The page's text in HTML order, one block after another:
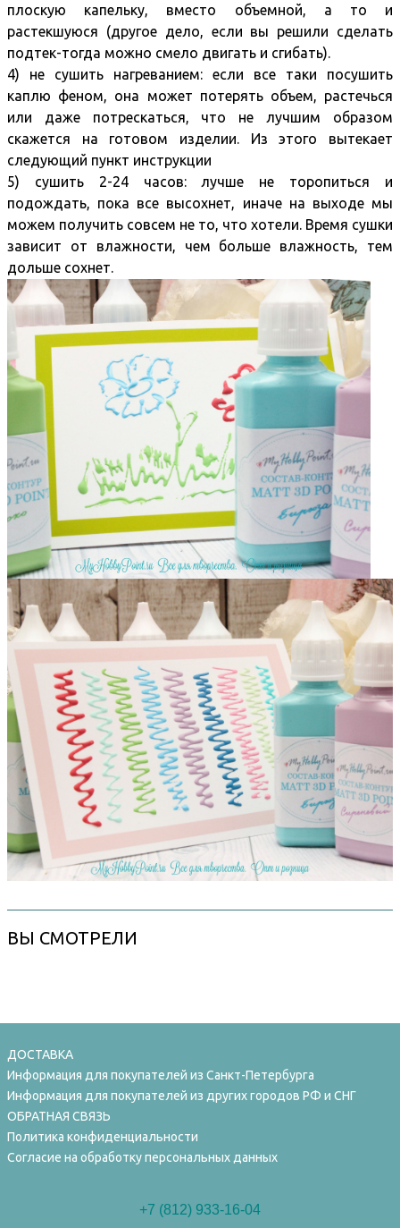
плоскую капельку, вместо объемной, а то и
растекшуюся (другое дело, если вы решили сделать
подтек-тогда можно смело двигать и сгибать).
4) не сушить нагреванием: если все таки посушить
каплю феном, она может потерять объем, растечься
или даже потрескаться, что не лучшим образом
скажется на готовом изделии. Из этого вытекает
следующий пункт инструкции
5) сушить 2-24 часов: лучше не торопиться и
подождать, пока все высохнет, иначе на выходе мы
можем получить совсем не то, что хотели. Время сушки
зависит от влажности, чем больше влажность, тем
дольше сохнет.
ВЫ СМОТРЕЛИ
ДОСТАВКА
Информация для покупателей из Санкт-Петербурга
Информация для покупателей из других городов РФ и СНГ
ОБРАТНАЯ СВЯЗЬ
Политика конфиденциальности
Согласие на обработку персональных данных
+7 (812) 933-16-04